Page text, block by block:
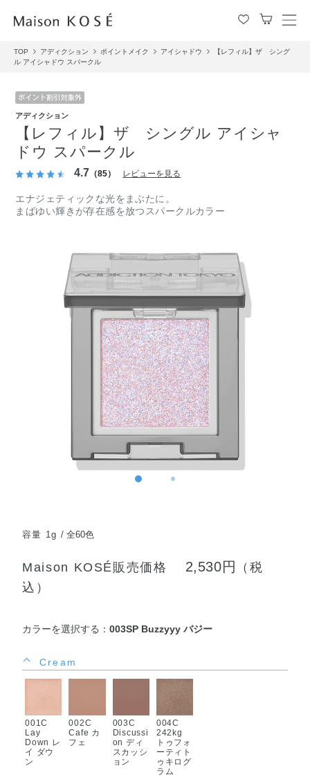
メ
TOP アディクション ポイントメイク アイシャドウ
【レフィル】ザ シング
ル アイシャドウ スパークル
アディクション
【レフィル】ザ シングル アイシャ
ドウ スパークル
4.7 （85） レビューを見る
エナジェティックな光をまぶたに。
まばゆい輝きが存在感を放つスパークルカラー
容量 1g 全60色
Maison KOSÉ販売価格 2,530円
（税
込）
カラーを選択する：003SP Buzzyyy バジー
Cream
001C
Lay
Down レ
イ ダウ
ン
002C
Cafe カ
フェ
003C
Discussi
on ディ
スカッシ
ョン
004C
242kg
トゥフォ
ーティト
ゥキログ
ラム